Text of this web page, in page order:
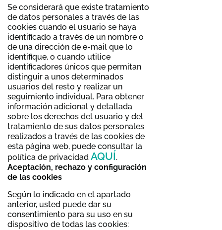
Se considerará que existe tratamiento
de datos personales a través de las
cookies cuando el usuario se haya
identificado a través de un nombre o
de una dirección de e-mail que lo
identifique, o cuando utilice
identificadores únicos que permitan
distinguir a unos determinados
usuarios del resto y realizar un
seguimiento individual. Para obtener
información adicional y detallada
sobre los derechos del usuario y del
tratamiento de sus datos personales
realizados a través de las cookies de
esta página web, puede consultar la
política de privacidad AQUÍ.
Aceptación, rechazo y configuración
de las cookies
Según lo indicado en el apartado
anterior, usted puede dar su
consentimiento para su uso en su
dispositivo de todas las cookies: